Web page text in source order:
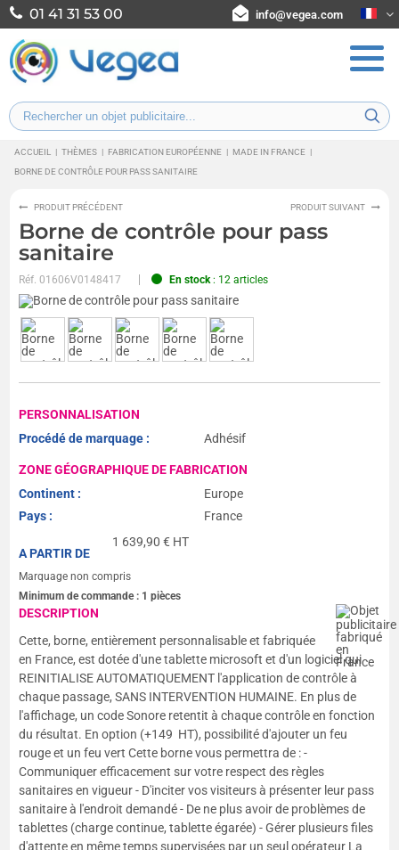
01 41 31 53 00 info@vegea.com
ACCUEIL | THÈMES | FABRICATION EUROPÉENNE | MADE IN FRANCE |
BORNE DE CONTRÔLE POUR PASS SANITAIRE
PRODUIT PRÉCÉDENT PRODUIT SUIVANT
Borne de contrôle pour pass
sanitaire
Réf.01606V0148417 En stock: 12 articles
PERSONNALISATION
Procédé de marquage :
Adhésif
ZONE GÉOGRAPHIQUE DE FABRICATION
Continent :
Europe
Pays :
France
1 639,90€ HT
A PARTIR DE
Marquage non compris
Minimum de commande : 1 pièces
DESCRIPTION
Cette, borne, entièrement personnalisable et fabriquée
en France, est dotée d'une tablette microsoft et d'un logiciel qui
REINITIALISE AUTOMATIQUEMENT l'application de contrôle à
chaque passage, SANS INTERVENTION HUMAINE. En plus de
l'affichage, un code Sonore retentit à chaque contrôle en fonction
du résultat. En option (+149  HT), possibilité d'ajouter un feu
rouge et un feu vert Cette borne vous permettra de : -
Communiquer efficacement sur votre respect des règles
sanitaires en vigueur - D'inciter vos visiteurs à présenter leur pass
sanitaire à l'endroit demandé - De ne plus avoir de problèmes de
tablettes (charge continue, tablette égarée) - Gérer plusieurs files
d'attente en même temps supervisées par un seul opérateur La